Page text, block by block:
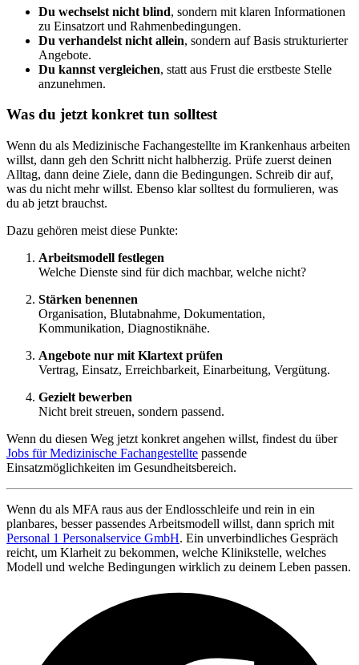
Du wechselst nicht blind, sondern mit klaren Informationen
zu Einsatzort und Rahmenbedingungen.
Du verhandelst nicht allein, sondern auf Basis strukturierter
Angebote.
Du kannst vergleichen, statt aus Frust die erstbeste Stelle
anzunehmen.
Was du jetzt konkret tun solltest
Wenn du als Medizinische Fachangestellte im Krankenhaus arbeiten
willst, dann geh den Schritt nicht halbherzig. Prüfe zuerst deinen
Alltag, dann deine Ziele, dann die Bedingungen. Schreib dir auf,
was du nicht mehr willst. Ebenso klar solltest du formulieren, was
du ab jetzt brauchst.
Dazu gehören meist diese Punkte:
Arbeitsmodell festlegen
Welche Dienste sind für dich machbar, welche nicht?
Stärken benennen
Organisation, Blutabnahme, Dokumentation,
Kommunikation, Diagnostiknähe.
Angebote nur mit Klartext prüfen
Vertrag, Einsatz, Erreichbarkeit, Einarbeitung, Vergütung.
Gezielt bewerben
Nicht breit streuen, sondern passend.
Wenn du diesen Weg jetzt konkret angehen willst, findest du über
Jobs für Medizinische Fachangestellte passende
Einsatzmöglichkeiten im Gesundheitsbereich.
Wenn du als MFA raus aus der Endlosschleife und rein in ein
planbares, besser passendes Arbeitsmodell willst, dann sprich mit
Personal 1 Personalservice GmbH. Ein unverbindliches Gespräch
reicht, um Klarheit zu bekommen, welche Klinikstelle, welches
Modell und welche Bedingungen wirklich zu deinem Leben passen.